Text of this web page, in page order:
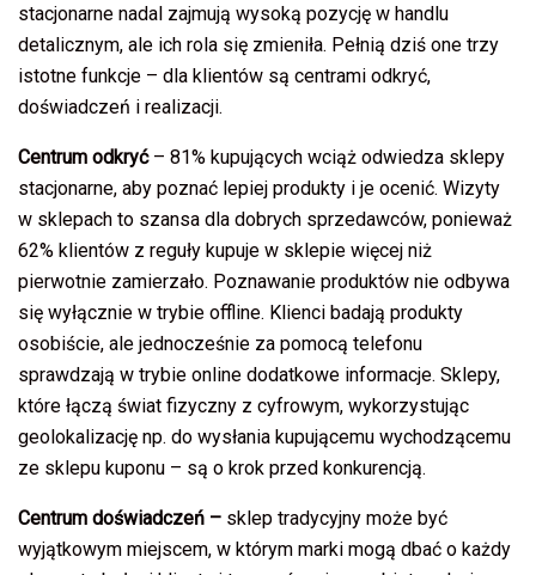
stacjonarne nadal zajmują wysoką pozycję w handlu
detalicznym, ale ich rola się zmieniła. Pełnią dziś one trzy
istotne funkcje – dla klientów są centrami odkryć,
doświadczeń i realizacji.
Centrum odkryć – 81% kupujących wciąż odwiedza sklepy
stacjonarne, aby poznać lepiej produkty i je ocenić. Wizyty
w sklepach to szansa dla dobrych sprzedawców, ponieważ
62% klientów z reguły kupuje w sklepie więcej niż
pierwotnie zamierzało. Poznawanie produktów nie odbywa
się wyłącznie w trybie offline. Klienci badają produkty
osobiście, ale jednocześnie za pomocą telefonu
sprawdzają w trybie online dodatkowe informacje. Sklepy,
które łączą świat fizyczny z cyfrowym, wykorzystując
geolokalizację np. do wysłania kupującemu wychodzącemu
ze sklepu kuponu – są o krok przed konkurencją.
Centrum doświadczeń – sklep tradycyjny może być
wyjątkowym miejscem, w którym marki mogą dbać o każdy